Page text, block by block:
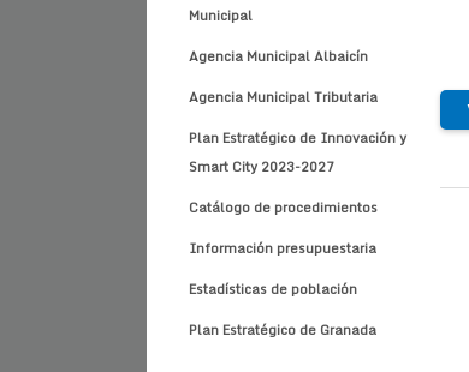
Municipal
Agencia Municipal Albaicín
Agencia Municipal Tributaria
Plan Estratégico de Innovación y
Smart City 2023-2027
Catálogo de procedimientos
Información presupuestaria
Estadísticas de población
Plan Estratégico de Granada